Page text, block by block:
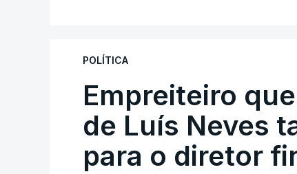
POLÍTICA
Empreiteiro
de Luís Neves
para o diretor